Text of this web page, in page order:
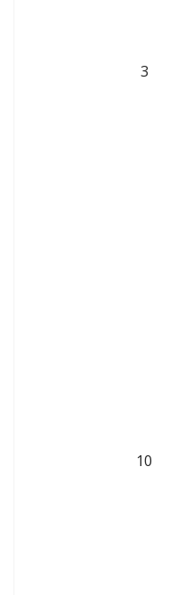
3
10